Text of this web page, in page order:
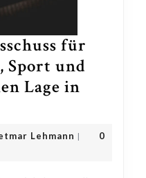
für
Sport und
Lage in
zumLehmann Dietmar
|
0